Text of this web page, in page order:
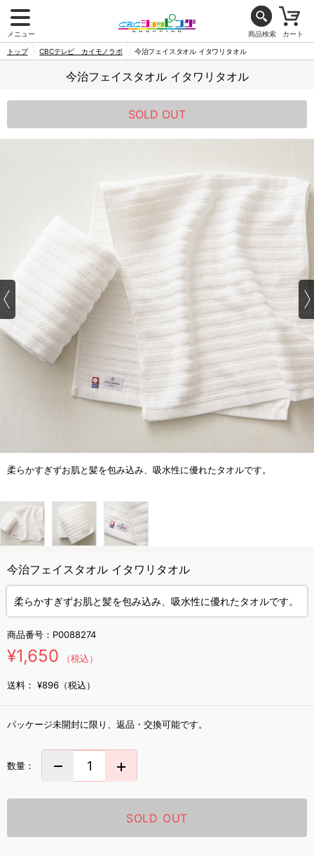
メニュー 商品検索 カート
トップ CBCテレビ カイモノラボ 今治フェイスタオル イタワリタオル
今治フェイスタオル イタワリタオル
SOLD OUT
柔らかすぎずお肌と髪を包み込み、吸水性に優れたタオルです。
今治フェイスタオル イタワリタオル
柔らかすぎずお肌と髪を包み込み、吸水性に優れたタオルです。
商品番号： P0088274
¥1,650 （税込）
送料： ¥896（税込）
パッケージ未開封に限り、返品・交換可能です。
数量：
SOLD OUT